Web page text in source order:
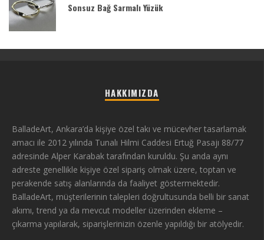
Sonsuz Bağ Sarmalı Yüzük
HAKKIMIZDA
BalladeArt, Ankara’da kişiye özel takı ve mücevher tasarlamak
amacı ile 2012 yılında Tunalı Hilmi Caddesi Ertuğ Pasajı 88/77
adresinde Alper Karabak tarafından kuruldu. Şu anda aynı
adreste genellikle kişiye özel sipariş olmak üzere, toptan ve
perakende satış alanlarında da faaliyet göstermektedir.
BalladeArt, müşterilerinin talepleri doğrultusunda belli bir sanat
akımı, trend ya da mevcut modeller üzerinden ekleme –
çıkarma yapılarak, siparişlerinizin özenle yapıldığı bir atölyedir.